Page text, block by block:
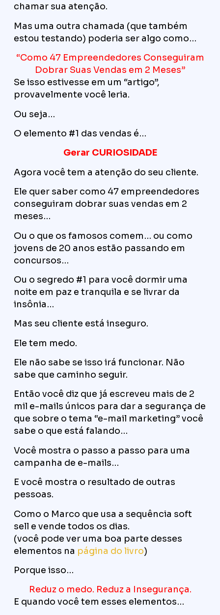
chamar sua atenção.
Mas uma outra chamada (que também
estou testando) poderia ser algo como…
“Como 47 Empreendedores Conseguiram
Dobrar Suas Vendas em 2 Meses”
Se isso estivesse em um “artigo”,
provavelmente você leria.
Ou seja…
O elemento #1 das vendas é…
Gerar CURIOSIDADE
Agora você tem a atenção do seu cliente.
Ele quer saber como 47 empreendedores
conseguiram dobrar suas vendas em 2
meses…
Ou o que os famosos comem… ou como
jovens de 20 anos estão passando em
concursos…
Ou o segredo #1 para você dormir uma
noite em paz e tranquila e se livrar da
insônia…
Mas seu cliente está inseguro.
Ele tem medo.
Ele não sabe se isso irá funcionar. Não
sabe que caminho seguir.
Então você diz que já escreveu mais de 2
mil e-mails únicos para dar a segurança de
que sobre o tema “e-mail marketing” você
sabe o que está falando…
Você mostra o passo a passo para uma
campanha de e-mails…
E você mostra o resultado de outras
pessoas.
Como o Marco que usa a sequência soft
sell e vende todos os dias.
(você pode ver uma boa parte desses
elementos na página do livro)
Porque isso…
Reduz o medo. Reduz a Insegurança.
E quando você tem esses elementos…